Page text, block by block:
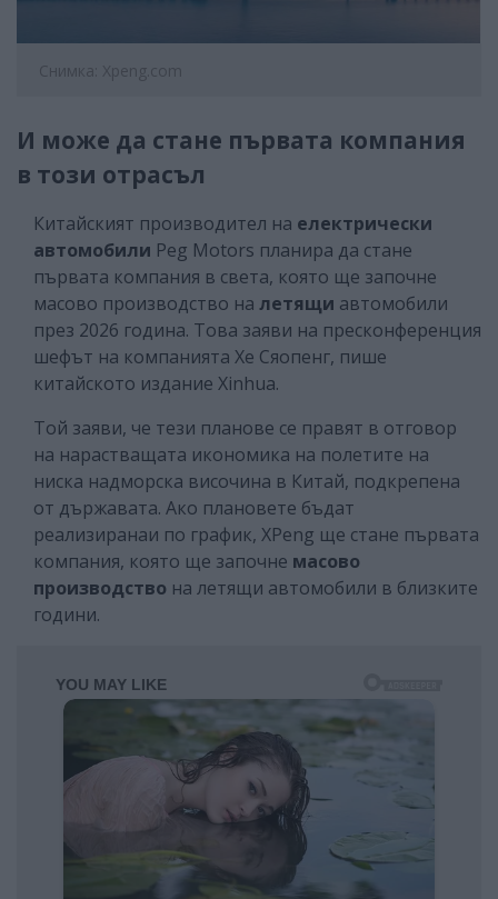
Снимка: Xpeng.com
И може да стане първата компания
в този отрасъл
Китайският производител на електрически
автомобили Peg Motors планира да стане
първата компания в света, която ще започне
масово производство на летящи автомобили
през 2026 година. Това заяви на пресконференция
шефът на компанията Хе Сяопенг, пише
китайското издание Xinhua.
Той заяви, че тези планове се правят в отговор
на нарастващата икономика на полетите на
ниска надморска височина в Китай, подкрепена
от държавата. Ако плановете бъдат
реализиранаи по график, XPeng ще стане първата
компания, която ще започне масово
производство на летящи автомобили в близките
години.